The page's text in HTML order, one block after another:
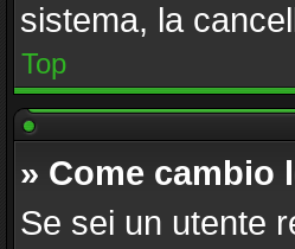
sistema, la
Top
» Come cambio
Se sei un utente